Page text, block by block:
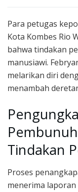
Para petugas
Kota Kombes Rio
bahwa tindakan
manusiawi.
melarikan diri
menambah
Tindakan
Proses
menerima